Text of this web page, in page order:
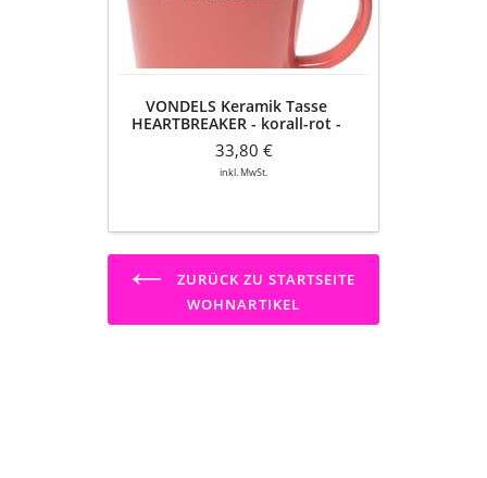
korall-
rot
350ml
Set
VONDELS Keramik Tasse
HEARTBREAKER - korall-rot -
350ml - 2er Set
33,80 €
inkl. MwSt.
ZURÜCK ZU STARTSEITE
WOHNARTIKEL